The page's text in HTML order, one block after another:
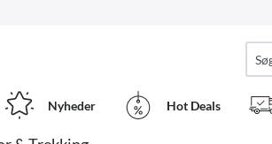
Nyheder Hot Deals